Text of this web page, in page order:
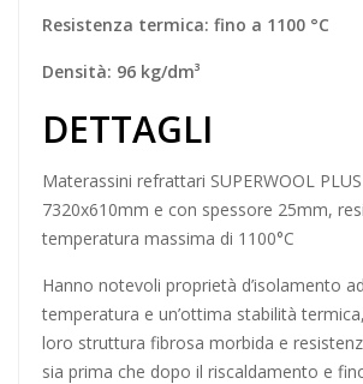
Resistenza termica: fino a 1100 °C
Densità: 96 kg/dm³
DETTAGLI
Materassini refrattari SUPERWOOL
7320x610mm e con spessore 25mm,
temperatura massima di 1100°C
Hanno notevoli proprietà d’isolamento
temperatura e un’ottima stabilità
loro struttura fibrosa morbida e
sia prima che dopo il riscaldamento e